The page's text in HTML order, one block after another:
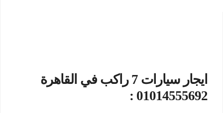
ايجار سيارات 7 راكب في القاهرة
01014555692 :